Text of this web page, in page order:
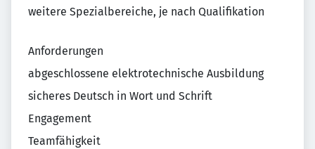
weitere Spezialbereiche, je nach Qualifikation
Anforderungen
abgeschlossene elektrotechnische Ausbildung
sicheres Deutsch in Wort und Schrift
Engagement
Teamfähigkeit